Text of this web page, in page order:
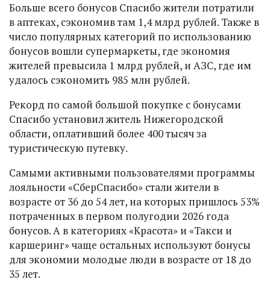
Больше всего бонусов Спасибо жители потратили
в аптеках, сэкономив там 1,4 млрд рублей. Также в
число популярных категорий по использованию
бонусов вошли супермаркеты, где экономия
жителей превысила 1 млрд рублей, и АЗС, где им
удалось сэкономить 985 млн рублей.
Рекорд по самой большой покупке с бонусами
Спасибо установил житель Нижегородской
области, оплативший более 400 тысяч за
туристическую путевку.
Самыми активными пользователями программы
лояльности «СберСпасибо» стали жители в
возрасте от 36 до 54 лет, на которых пришлось 53%
потраченных в первом полугодии 2026 года
бонусов. А в категориях «Красота» и «Такси и
каршеринг» чаще остальных используют бонусы
для экономии молодые люди в возрасте от 18 до
35 лет.